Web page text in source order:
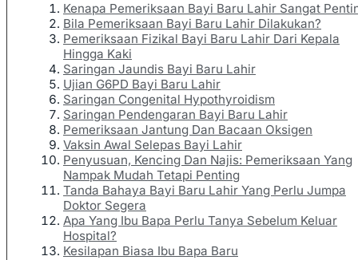
Kenapa Pemeriksaan Bayi Baru Lahir Sangat
Bila Pemeriksaan Bayi Baru Lahir Dilakukan?
Pemeriksaan Fizikal Bayi Baru Lahir Dari Kepala
Hingga Kaki
Saringan Jaundis Bayi Baru Lahir
Ujian G6PD Bayi Baru Lahir
Saringan Congenital Hypothyroidism
Saringan Pendengaran Bayi Baru Lahir
Pemeriksaan Jantung Dan Bacaan Oksigen
Vaksin Awal Selepas Bayi Lahir
Penyusuan, Kencing Dan Najis: Pemeriksaan Yang
Nampak Mudah Tetapi Penting
Tanda Bahaya Bayi Baru Lahir Yang Perlu Jumpa
Doktor Segera
Apa Yang Ibu Bapa Perlu Tanya Sebelum Keluar
Hospital?
Kesilapan Biasa Ibu Bapa Baru